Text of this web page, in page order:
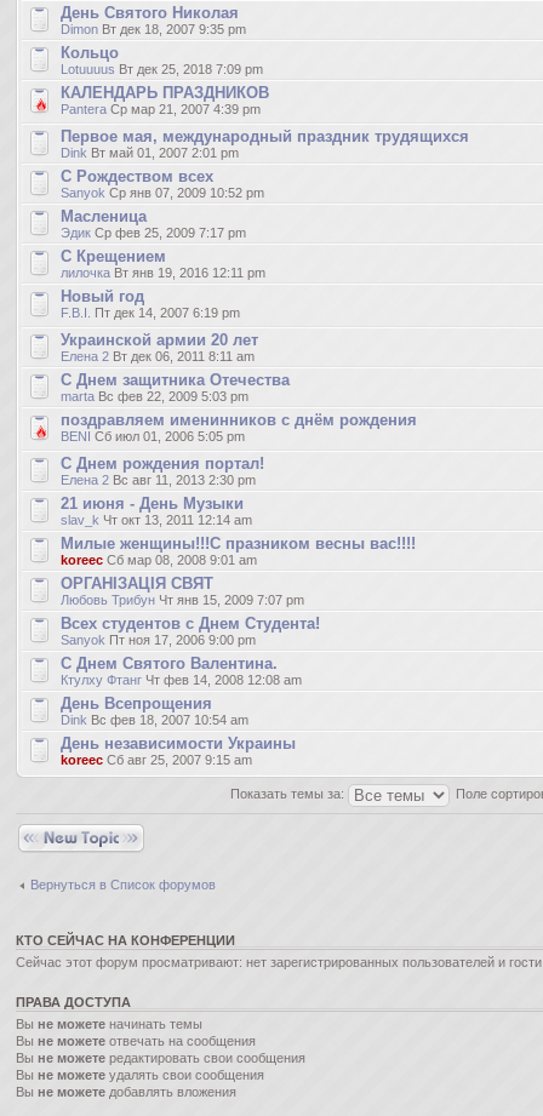
День Святого Николая
Dimon Вт дек 18, 2007 9:35 pm
Кольцо
Lotuuuus Вт дек 25, 2018 7:09 pm
КАЛЕНДАРЬ ПРАЗДНИКОВ
Pantera Ср мар 21, 2007 4:39 pm
Первое мая, международный праздник трудящихся
Dink Вт май 01, 2007 2:01 pm
C Рождеством всех
Sanyok Ср янв 07, 2009 10:52 pm
Масленица
Эдик Ср фев 25, 2009 7:17 pm
С Крещением
лилочка Вт янв 19, 2016 12:11 pm
Новый год
F.B.I. Пт дек 14, 2007 6:19 pm
Украинской армии 20 лет
Елена 2 Вт дек 06, 2011 8:11 am
С Днем защитника Отечества
marta Вс фев 22, 2009 5:03 pm
поздравляем именинников с днём рождения
BENI Сб июл 01, 2006 5:05 pm
С Днем рождения портал!
Елена 2 Вс авг 11, 2013 2:30 pm
21 июня - День Музыки
slav_k Чт окт 13, 2011 12:14 am
Милые женщины!!!С празником весны вас!!!!
koreec Сб мар 08, 2008 9:01 am
ОРГАНІЗАЦІЯ СВЯТ
Любовь Трибун Чт янв 15, 2009 7:07 pm
Всех студентов с Днем Студента!
Sanyok Пт ноя 17, 2006 9:00 pm
С Днем Святого Валентина.
Ктулху Фтанг Чт фев 14, 2008 12:08 am
День Всепрощения
Dink Вс фев 18, 2007 10:54 am
День независимости Украины
koreec Сб авг 25, 2007 9:15 am
Показать темы за: Поле
Новая тема
Вернуться в Список форумов
КТО СЕЙЧАС НА КОНФЕРЕНЦИИ
Сейчас этот форум просматривают: нет зарегистрированных пользователей и
ПРАВА ДОСТУПА
Вы не можете начинать темы
Вы не можете отвечать на сообщения
Вы не можете редактировать свои сообщения
Вы не можете удалять свои сообщения
Вы не можете добавлять вложения